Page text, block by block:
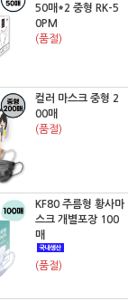
50매*2 중형 RK-5
0PM
(품절)
컬러 마스크 중형 2
00매
(품절)
KF80 주름형 황사마
스크 개별포장 100
매
(품절)